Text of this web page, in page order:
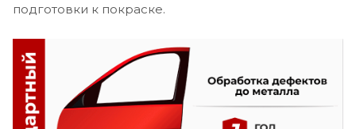
подготовки к покраске.